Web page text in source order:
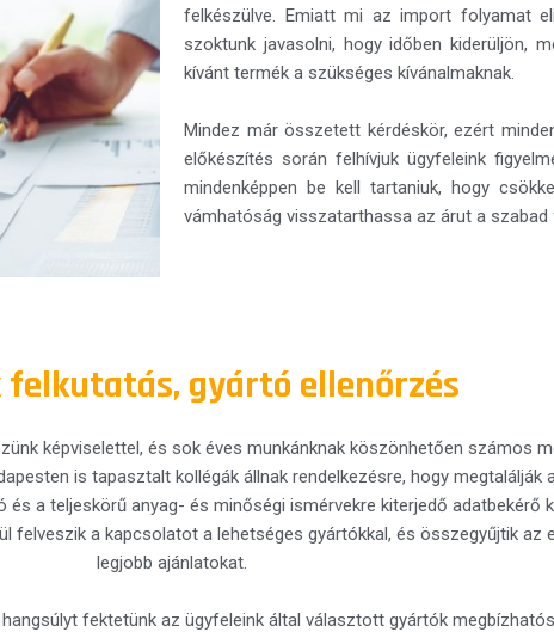
felkészülve. Emiatt mi az import folyamat
szoktunk javasolni, hogy időben kiderüljön,
kívánt termék a szükséges kívánalmaknak.
Mindez már összetett kérdéskör, ezért
előkészítés során felhívjuk ügyfeleink
mindenképpen be kell tartaniuk, hogy
vámhatóság visszatarthassa az árut a
felkutatás, gyártó ellenőrzés
képviselettel, és sok éves munkánknak köszönhetően számos
is tapasztalt kollégák állnak rendelkezésre, hogy megtalálják
a teljeskörű anyag- és minőségi ismérvekre kiterjedő adatbekérő
felveszik a kapcsolatot a lehetséges gyártókkal, és összegyűjtik az
legjobb ajánlatokat.
fektetünk az ügyfeleink által választott gyártók